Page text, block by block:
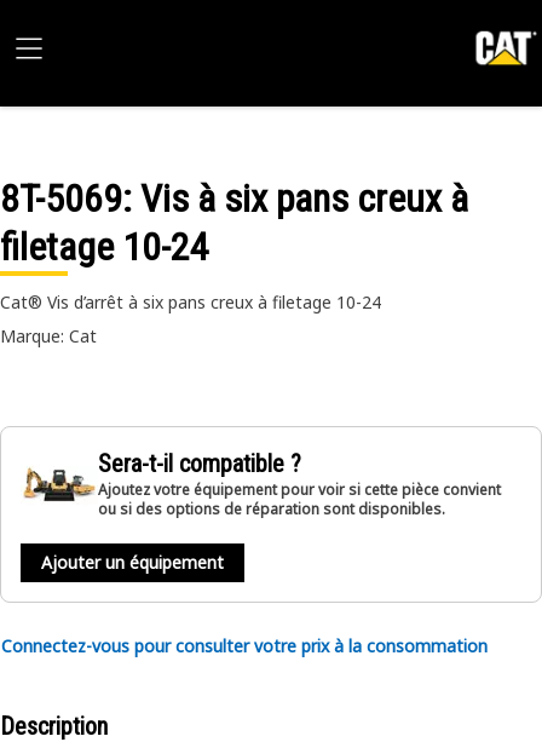
8T-5069: Vis à six pans creux à
filetage 10-24
Cat® Vis d’arrêt à six pans creux à filetage 10-24
Marque: Cat
Sera-t-il compatible ?
Ajoutez votre équipement pour voir si cette pièce convient
ou si des options de réparation sont disponibles.
Ajouter un équipement
Connectez-vous pour consulter votre prix à la consommation
Description